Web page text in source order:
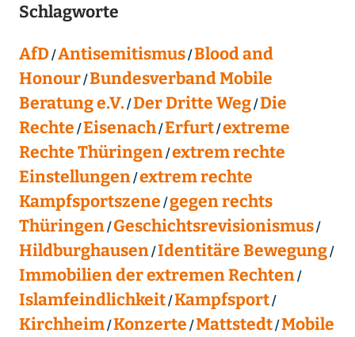
Schlagworte
AfD Antisemitismus Blood and
Honour Bundesverband Mobile
Beratung e.V. Der Dritte Weg Die
Rechte Eisenach Erfurt extreme
Rechte Thüringen extrem rechte
Einstellungen extrem rechte
Kampfsportszene gegen rechts
Thüringen Geschichtsrevisionismus
Hildburghausen Identitäre Bewegung
Immobilien der extremen Rechten
Islamfeindlichkeit Kampfsport
Kirchheim Konzerte Mattstedt Mobile